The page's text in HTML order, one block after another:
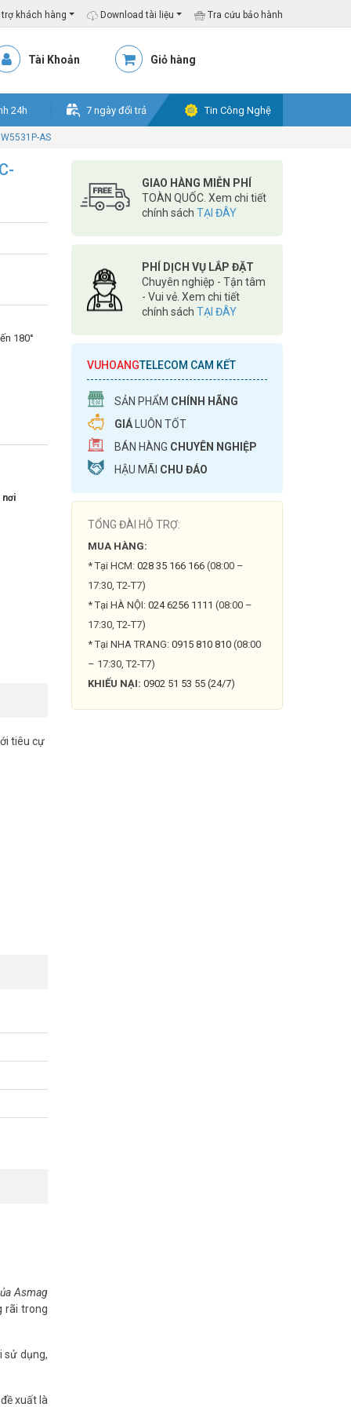
khách hàng Download tài liệu Tra cứu bảo hành
Tài Khoản Giỏ hàng
24h 7 ngày đổi trả Tin Công Nghệ
AS
180°
nơi
tiêu cự
Asmag
rãi trong
sử dụng,
xuất là
GIAO HÀNG MIỄN PHÍ
TOÀN QUỐC. Xem chi tiết
chính sách TẠI ĐÂY
PHÍ DỊCH VỤ LẮP ĐẶT
Chuyên nghiệp - Tận tâm
- Vui vẻ. Xem chi tiết
chính sách TẠI ĐÂY
VUHOANGTELECOM CAM KẾT
SẢN PHẨM CHÍNH HÃNG
GIÁ LUÔN TỐT
BÁN HÀNG CHUYÊN NGHIỆP
HẬU MÃI CHU ĐÁO
TỔNG ĐÀI HỖ TRỢ:
MUA HÀNG:
* Tại HCM: 028 35 166 166 (08:00 –
17:30, T2-T7)
* Tại HÀ NỘI: 024 6256 1111 (08:00 –
17:30, T2-T7)
* Tại NHA TRANG: 0915 810 810 (08:00
– 17:30, T2-T7)
KHIẾU NẠI: 0902 51 53 55 (24/7)